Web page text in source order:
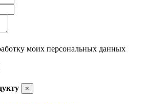
моих персональных данных
×